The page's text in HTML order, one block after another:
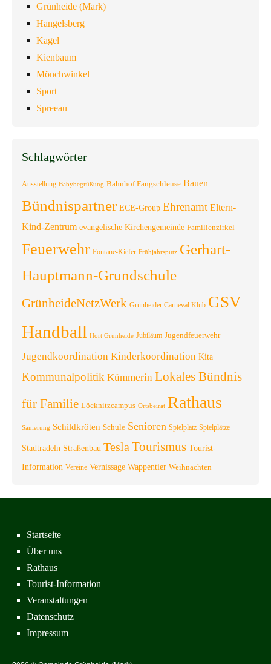
Grünheide (Mark)
Hangelsberg
Kagel
Kienbaum
Mönchwinkel
Sport
Spreeau
Schlagwörter
Ausstellung Babybegrüßung Bahnhof Fangschleuse Bauen
Bündnispartner ECE-Group Ehrenamt Eltern-
Kind-Zentrum evangelische Kirchengemeinde Familienzirkel
Feuerwehr Fontane-Kiefer Frühjahrsputz Gerhart-
Hauptmann-Grundschule
GrünheideNetzWerk Grünheider Carneval Klub GSV
Handball Hort Grünheide Jubiläum Jugendfeuerwehr
Jugendkoordination Kinderkoordination Kita
Kommunalpolitik Kümmerin Lokales Bündnis
für Familie Löcknitzcampus Ortsbeirat Rathaus
Sanierung Schildkröten Schule Senioren Spielplatz Spielplätze
Stadtradeln Straßenbau Tesla Tourismus Tourist-
Information Vereine Vernissage Wappentier Weihnachten
Startseite
Über uns
Rathaus
Tourist-Information
Veranstaltungen
Datenschutz
Impressum